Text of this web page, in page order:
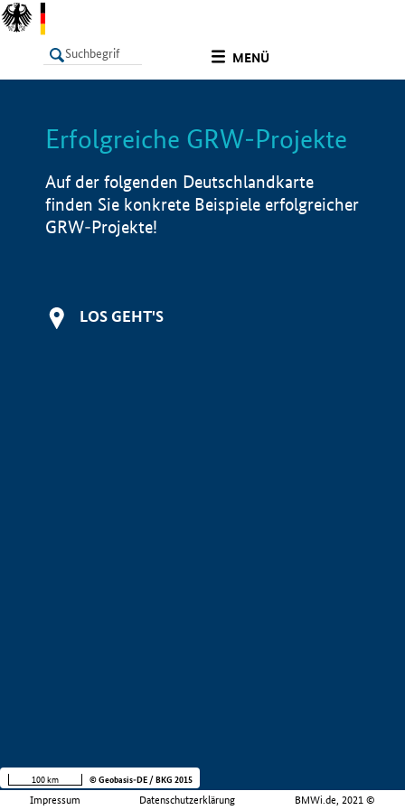
MENÜ
LISTE Info
Erfolgreiche GRW-Projekte
Auf der folgenden Deutschlandkarte
finden Sie konkrete Beispiele erfolgreicher
GRW-Projekte!
LOS GEHT'S
Impressum Datenschutzerklärung BMWi.de, 2021 ©
100 km © Geobasis-DE / BKG 2015